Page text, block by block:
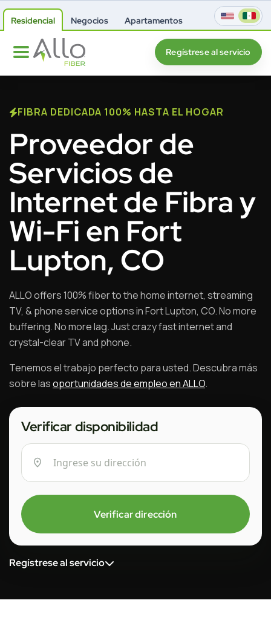
Residencial Negocios Apartamentos
Regístrese al servicio
FIBRA DEDICADA 100% HASTA EL HOGAR
Proveedor de
Servicios de
Internet de Fibra y
Wi-Fi en Fort
Lupton, CO
ALLO offers 100% fiber to the home internet, streaming
TV, & phone service options in Fort Lupton, CO. No more
buffering. No more lag. Just crazy fast internet and
crystal-clear TV and phone.
Tenemos el trabajo perfecto para usted. Descubra más
sobre lasoportunidades de empleo en ALLO.
Verificar disponibilidad
Verificar dirección
Regístrese al servicio